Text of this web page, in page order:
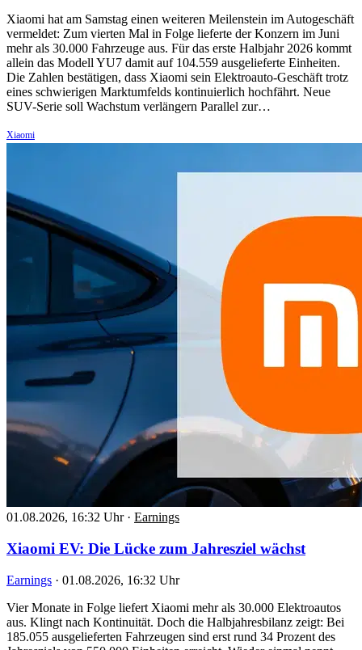
Xiaomi hat am Samstag einen weiteren Meilenstein im Autogeschäft
vermeldet: Zum vierten Mal in Folge lieferte der Konzern im Juni
mehr als 30.000 Fahrzeuge aus. Für das erste Halbjahr 2026 kommt
allein das Modell YU7 damit auf 104.559 ausgelieferte Einheiten.
Die Zahlen bestätigen, dass Xiaomi sein Elektroauto-Geschäft trotz
eines schwierigen Marktumfelds kontinuierlich hochfährt. Neue
SUV-Serie soll Wachstum verlängern Parallel zur…
Xiaomi
01.08.2026, 16:32 Uhr · Earnings
Xiaomi EV: Die Lücke zum Jahresziel wächst
Earnings · 01.08.2026, 16:32 Uhr
Vier Monate in Folge liefert Xiaomi mehr als 30.000 Elektroautos
aus. Klingt nach Kontinuität. Doch die Halbjahresbilanz zeigt: Bei
185.055 ausgelieferten Fahrzeugen sind erst rund 34 Prozent des